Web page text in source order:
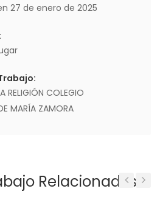
27 de enero de 2025
RELIGIÓN COLEGIO
MARÍA ZAMORA
Relacionados